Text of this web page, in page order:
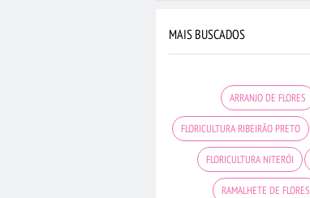
MAIS BUSCADOS
ARRANJO DE FLORES
FLORICULTURA RIBEIRÃO PRETO
FLORICULTURA NITERÓI
RAMALHETE DE FLORES